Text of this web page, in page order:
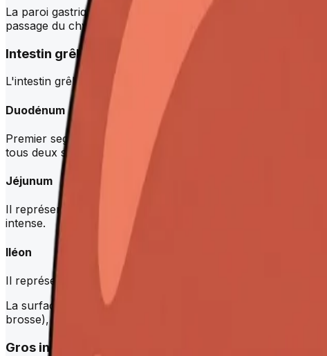
La paroi gastrique possède trois couches musculaires
passage du chyme vers le
duodénum
Intestin grêle
L'intestin grêle est le principal organe de digestion et
Duodénum
Premier segment, long d'environ 25 cm, en forme de C
tous deux s'abouchant au niveau de la papille duodénale
Jéjunum
Il représente les deux cinquièmes proximaux de l'intestin
intense.
Iléon
Il représente les trois cinquièmes distaux (environ 3,5 m). Il
La surface d'absorption de l'intestin grêle est amplifiée par
brosse), atteignant une surface totale d'environ 200 m².
Gros intestin